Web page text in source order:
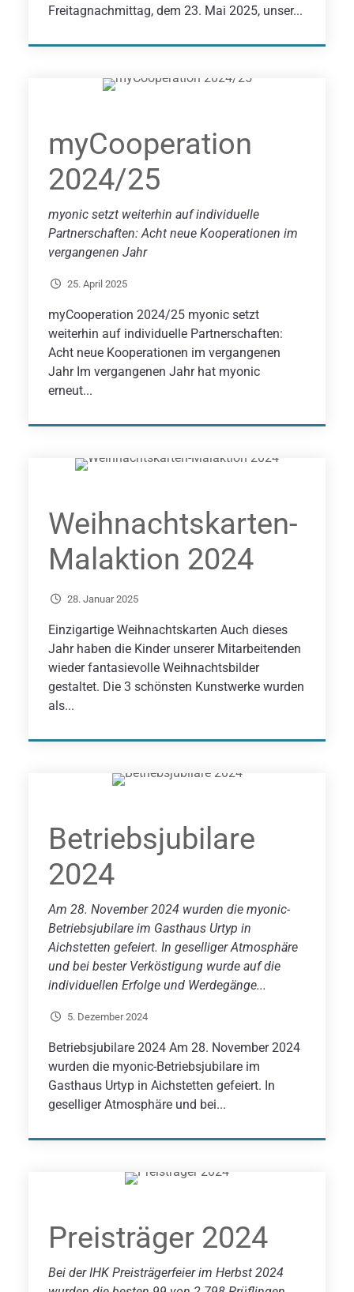
Freitagnachmittag, dem 23. Mai 2025, unser...
myCooperation
2024/25
myonic setzt weiterhin auf individuelle
Partnerschaften: Acht neue Kooperationen im
vergangenen Jahr
25. April 2025
myCooperation 2024/25 myonic setzt
weiterhin auf individuelle Partnerschaften:
Acht neue Kooperationen im vergangenen
Jahr Im vergangenen Jahr hat myonic
erneut...
Weihnachtskarten-
Malaktion 2024
28. Januar 2025
Einzigartige Weihnachtskarten Auch dieses
Jahr haben die Kinder unserer Mitarbeitenden
wieder fantasievolle Weihnachtsbilder
gestaltet. Die 3 schönsten Kunstwerke wurden
als...
Betriebsjubilare
2024
Am 28. November 2024 wurden die myonic-
Betriebsjubilare im Gasthaus Urtyp in
Aichstetten gefeiert. In geselliger Atmosphäre
und bei bester Verköstigung wurde auf die
individuellen Erfolge und Werdegänge...
5. Dezember 2024
Betriebsjubilare 2024 Am 28. November 2024
wurden die myonic-Betriebsjubilare im
Gasthaus Urtyp in Aichstetten gefeiert. In
geselliger Atmosphäre und bei...
Preisträger 2024
Bei der IHK Preisträgerfeier im Herbst 2024